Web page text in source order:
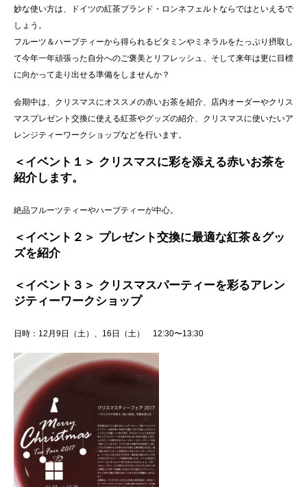
妙な使い方は、ドイツの紅茶ブランド・ロンネフェルトならではといえるで
しょう。
フルーツ＆ハーブティーから得られるビタミンやミネラルをたっぷり摂取し
て今年一年頑張った自分へのご褒美とリフレッシュ、そして来年は更に目標
に向かって走り出せる準備をしませんか？
会期中は、クリスマスにオススメの赤いお茶を紹介、店内オーダーやクリス
マスプレゼント交換に使える紅茶やグッズの紹介、クリスマスに使いたいア
レンジティーワークショップなどを行います。
＜イベント１＞ クリスマスに彩を添える赤いお茶を
紹介します。
絶品フルーツティーやハーブティーが中心。
＜イベント２＞ プレゼント交換に最適な紅茶＆グッ
ズを紹介
＜イベント３＞ クリスマスパーティーを彩るアレン
ジティーワークショップ
日時：12月9日（土）、16日（土） 12:30〜13:30